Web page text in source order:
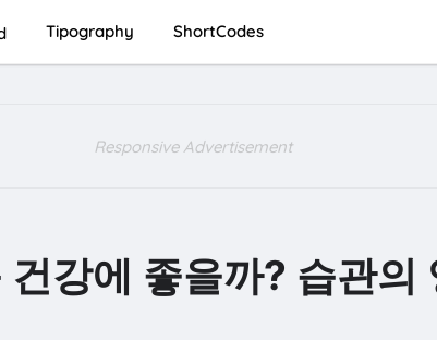
Tipography ShortCodes
Responsive Advertisement
강에 좋을까? 습관의